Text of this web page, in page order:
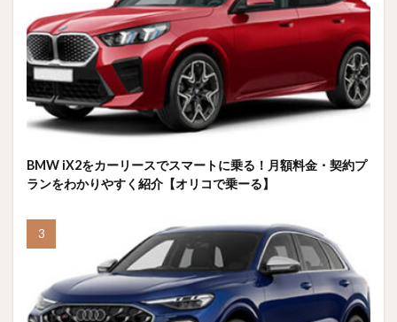
BMW iX2をカーリースでスマートに乗る！月額料金・契約プ
ランをわかりやすく紹介【オリコで乗ーる】